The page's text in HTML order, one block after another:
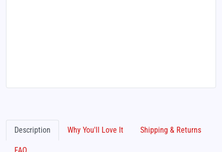
Description Why You'll Love It Shipping & Returns
FAQ